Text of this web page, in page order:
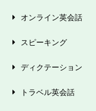
オンライン英会話
スピーキング
ディクテーション
トラベル英会話